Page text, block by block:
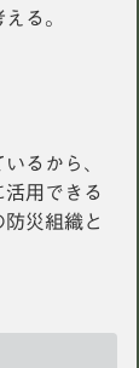
る。
るから、
用できる
災組織と